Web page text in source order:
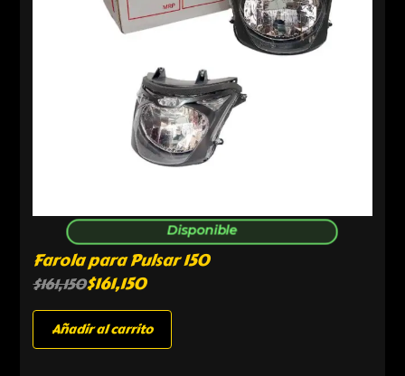
Disponible
Farola para Pulsar 150
$161,150$161,150
Añadir al carrito